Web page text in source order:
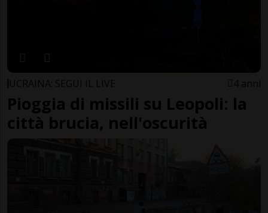
UCRAINA: SEGUI IL LIVE 4 anni
Pioggia di missili su Leopoli: la
città brucia, nell'oscurità